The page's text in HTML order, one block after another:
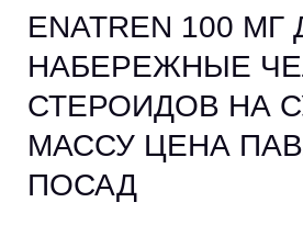
ENATREN 100
НАБЕРЕЖНЫЕ
СТЕРОИДОВ НА
МАССУ ЦЕНА
ПОСАД